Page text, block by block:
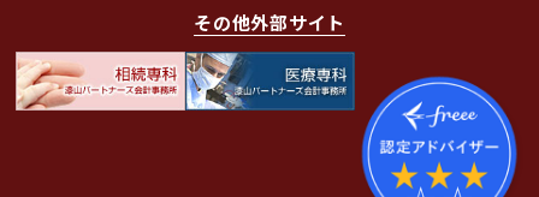
その他外部サイト